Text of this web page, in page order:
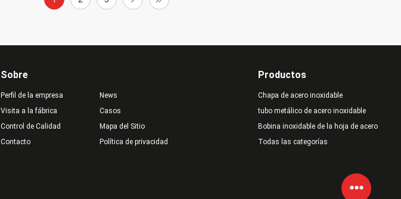
Sobre
Perfil de la empresa
Visita a la fábrica
Control de Calidad
Contacto
News
Casos
Mapa del Sitio
Política de privacidad
Productos
Chapa de acero inoxidable
tubo metálico de acero inoxidable
Bobina inoxidable de la hoja de acero
Todas las categorías